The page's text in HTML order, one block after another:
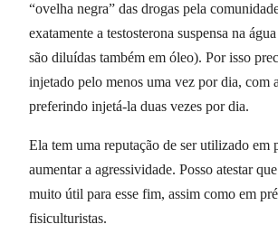
“ovelha negra” das drogas pela
exatamente a testosterona suspensa na
são diluídas também em óleo). Por isso
injetado pelo menos uma vez por dia, com
preferindo injetá-la duas vezes por dia.
Ela tem uma reputação de ser utilizado em
aumentar a agressividade. Posso atestar
muito útil para esse fim, assim como em
fisiculturistas.